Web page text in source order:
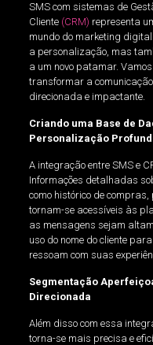
SMS com sistemas de
Cliente (CRM) representa
mundo do marketing
a personalização, mas
a um novo patamar.
transformar a
direcionada e impactante.
Criando uma Base de
Personalização
A integração entre SMS e
Informações detalhadas
como histórico de
tornam-se acessíveis às
as mensagens sejam
uso do nome do cliente
ressoam com suas
Segmentação
Direcionada
Além disso com essa
torna-se mais precisa e